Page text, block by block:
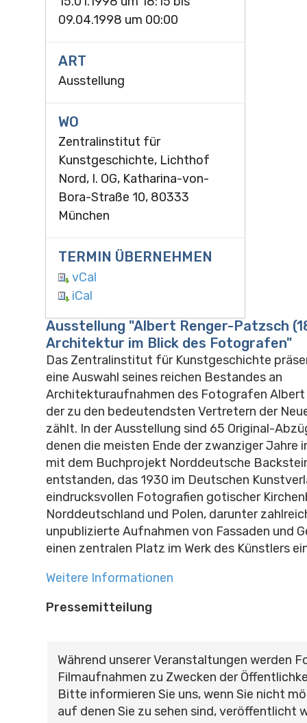
09.04.1998 um 00:00
ART
Ausstellung
WO
Zentralinstitut für
Kunstgeschichte, Lichthof
Nord, I. OG, Katharina-von-
Bora-Straße 10, 80333
München
TERMIN ÜBERNEHMEN
vCal
iCal
Ausstellung "Albert Renger-Patzsch
Architektur im Blick des Fotografen"
Das Zentralinstitut für Kunstgeschichte
eine Auswahl seines reichen Bestandes an
Architekturaufnahmen des Fotografen
der zu den bedeutendsten Vertretern der
zählt. In der Ausstellung sind 65 Original-
denen die meisten Ende der zwanziger Jahre
mit dem Buchprojekt Norddeutsche
entstanden, das 1930 im Deutschen
eindrucksvollen Fotografien gotischer
Norddeutschland und Polen, darunter
unpublizierte Aufnahmen von Fassaden und
einen zentralen Platz im Werk des Künstlers
Weitere Informationen
Pressemitteilung
Während unserer Veranstaltungen werden
Filmaufnahmen zu Zwecken der
Bitte informieren Sie uns, wenn Sie nicht
auf denen Sie zu sehen sind, veröffentlicht